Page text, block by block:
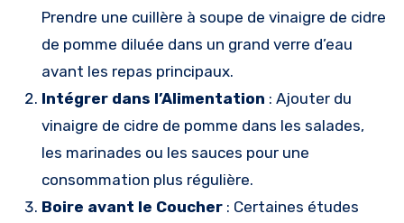
Prendre une cuillère à soupe de vinaigre de cidre
de pomme diluée dans un grand verre d’eau
avant les repas principaux.
Intégrer dans l’Alimentation : Ajouter du
vinaigre de cidre de pomme dans les salades,
les marinades ou les sauces pour une
consommation plus régulière.
Boire avant le Coucher: Certaines études